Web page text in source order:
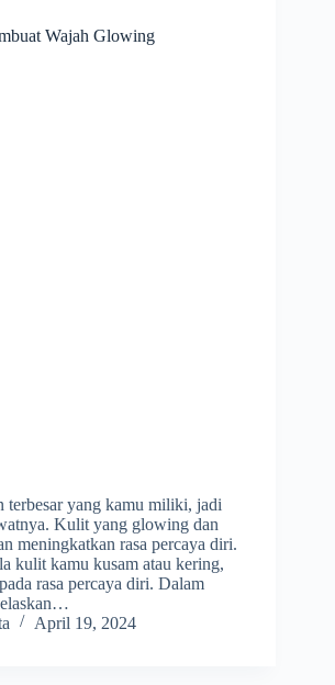
Wajah Glowing
terbesar yang kamu miliki, jadi
Kulit yang glowing dan
meningkatkan rasa percaya diri.
kulit kamu kusam atau kering,
rasa percaya diri. Dalam
April 19, 2024